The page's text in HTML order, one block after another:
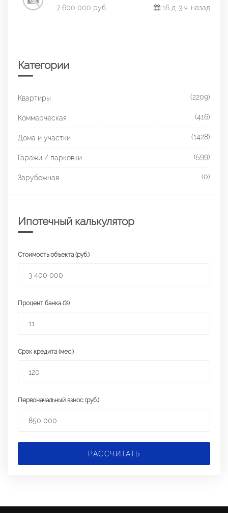
7 600 000 руб.
16 д. 3 ч. назад
Категории
Квартиры (2209)
Коммерческая (416)
Дома и участки (1428)
Гаражи / парковки (599)
Зарубежная (0)
Ипотечный калькулятор
Стоимость объекта (руб.)
Процент банка (%)
Срок кредита (мес.)
Первоначальный взнос (руб.)
РАССЧИТАТЬ